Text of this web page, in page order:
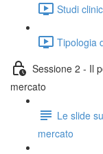
Studi
Tipologia
Sessione 2 - Il
mercato
Le slide
mercato